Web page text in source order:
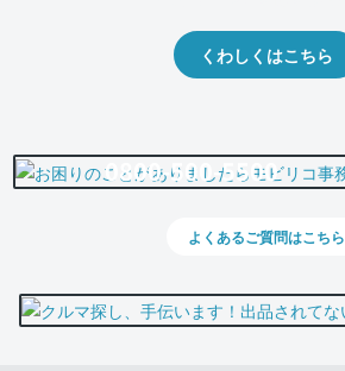
くわしくはこちら
0800-500-5500
よくあるご質問はこちら